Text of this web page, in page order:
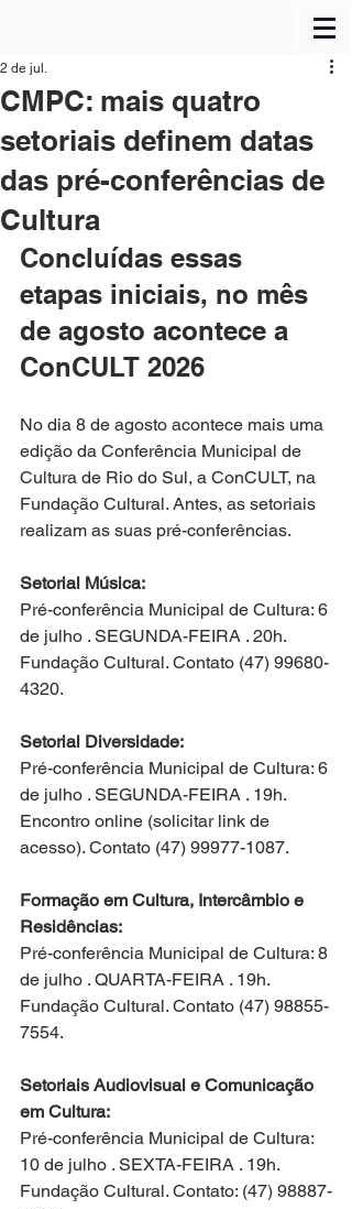
CMPC: mais quatro
setoriais definem datas
das pré-conferências de
Cultura
2 de jul.
Concluídas essas
etapas iniciais, no mês
de agosto acontece a
ConCULT 2026
No dia 8 de agosto acontece mais uma
edição da Conferência Municipal de
Cultura de Rio do Sul, a ConCULT, na
Fundação Cultural. Antes, as setoriais
realizam as suas pré-conferências.
Setorial Música:
Pré-conferência Municipal de Cultura: 6
de julho . SEGUNDA-FEIRA . 20h.
Fundação Cultural. Contato (47) 99680-
4320.
Setorial Diversidade:
Pré-conferência Municipal de Cultura: 6
de julho . SEGUNDA-FEIRA . 19h.
Encontro online (solicitar link de
acesso). Contato (47) 99977-1087.
Formação em Cultura, Intercâmbio e
Residências:
Pré-conferência Municipal de Cultura: 8
de julho . QUARTA-FEIRA . 19h.
Fundação Cultural. Contato (47) 98855-
7554.
Setoriais Audiovisual e Comunicação
em Cultura:
Pré-conferência Municipal de Cultura:
10 de julho . SEXTA-FEIRA . 19h.
Fundação Cultural. Contato: (47) 98887-